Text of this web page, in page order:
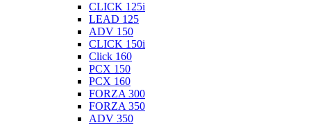
CLICK 125i
LEAD 125
ADV 150
CLICK 150i
Click 160
PCX 150
PCX 160
FORZA 300
FORZA 350
ADV 350